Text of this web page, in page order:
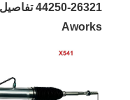
44250-
Aworks